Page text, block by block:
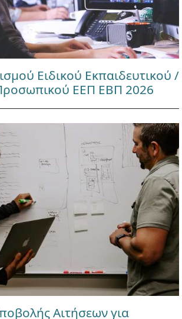
Ειδικού Εκπαιδευτικού /
ΕΕΠ ΕΒΠ 2026
Αιτήσεων για